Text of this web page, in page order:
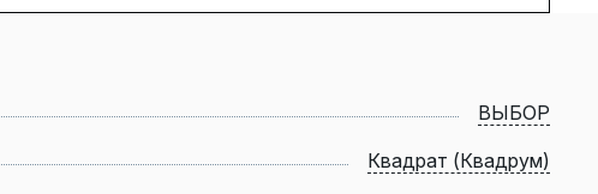
ВЫБОР
Квадрат (Квадрум)